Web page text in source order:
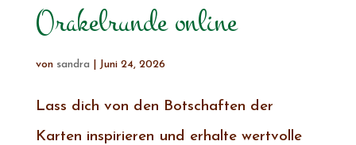
Orakelrunde online
von sandra Juni 24, 2026
Lass dich von den Botschaften der
Karten inspirieren und erhalte wertvolle